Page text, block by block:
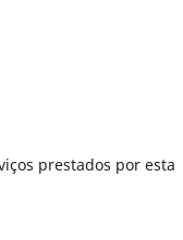
prestados por esta